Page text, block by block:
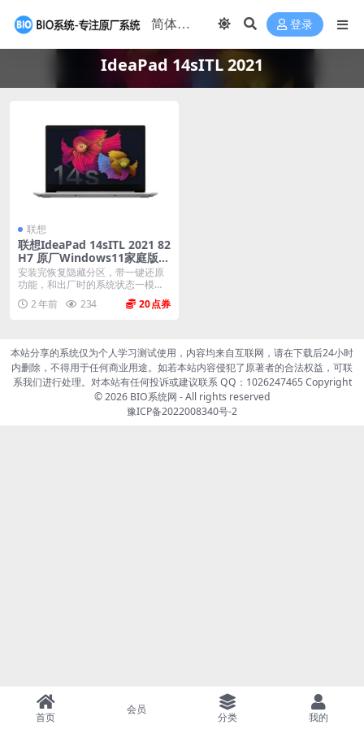
登录
IdeaPad 14sITL 2021
联想
联想IdeaPad 14sITL 2021 82
H7 原厂Windows11家庭版 o
em系统镜像下载
安装完恢复隐藏分区，带一键还原
功能，和出厂时的系统状态一模一
样。 机型(MTM)...
2 年前 234 20
本站分享的系统仅为个人学习测试使用，内容均来自互联网，请在下载后24小时
内删除，不得用于任何商业用途。如若本站内容侵犯了原著者的合法权益，可联
系我们进行处理。对本站有任何投诉或建议联系 QQ：1026247465 Copyright
© 2026 BIO系统网 - All rights reserved
豫ICP备2022008340号-2
首页
会员
分类 我的